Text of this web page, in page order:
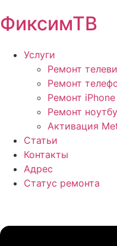
ФиксимТВ
Услуги
Ремонт
Ремонт
Ремонт iPhone
Ремонт
Активация
Статьи
Контакты
Адрес
Статус ремонта